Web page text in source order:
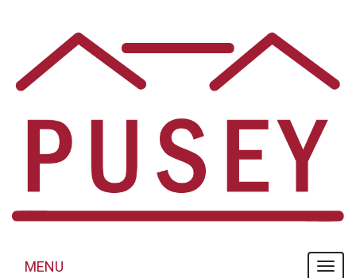
MENU
MENU